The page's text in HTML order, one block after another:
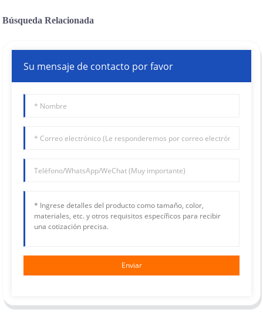
Búsqueda Relacionada
Su mensaje de contacto por favor
Enviar